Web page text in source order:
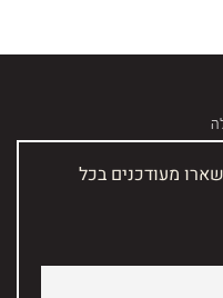
מעודכנים בכל